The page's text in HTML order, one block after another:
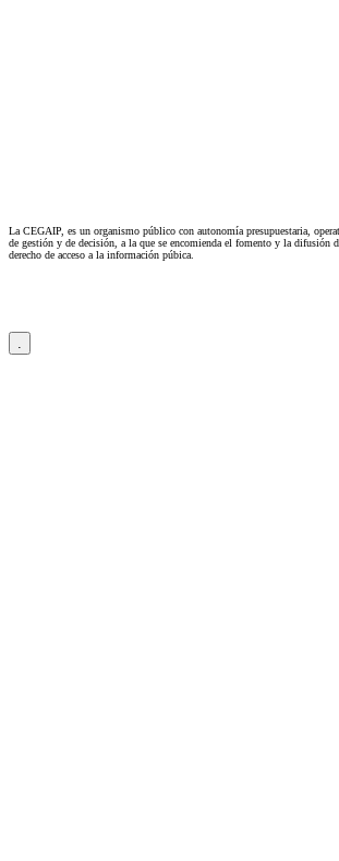
La CEGAIP, es un organismo público con autonomía presupuestaria,
de gestión y de decisión, a la que se encomienda el fomento y la difusión
derecho de acceso a la información púbica.